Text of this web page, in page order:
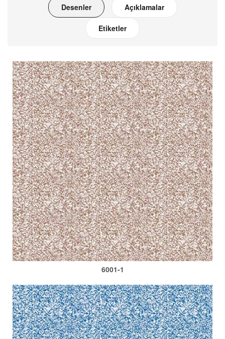
Desenler Açıklamalar
Etiketler
6001-1